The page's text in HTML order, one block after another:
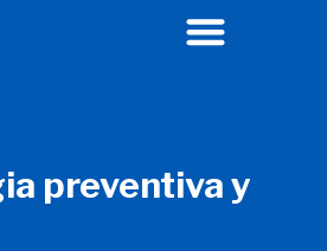
preventiva y